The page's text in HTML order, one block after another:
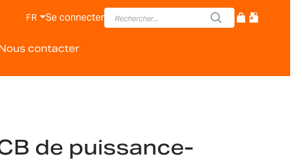
contacter
FR Se connecter
de puissance-